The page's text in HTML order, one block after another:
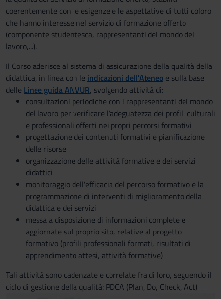
coerentemente con le esigenze e le aspettative di tutti coloro
che hanno interesse nel servizio di formazione offerto
(componente studentesca, rappresentanti del mondo del
lavoro,...).
Il Corso aderisce al sistema di assicurazione della qualità della
didattica, in linea con le indicazioni dell'Ateneo e sulla base
delle Linee guida ANVUR, svolgendo attività di:
consultazioni periodiche con i rappresentanti del mondo
del lavoro per verificare l’adeguatezza dei profili culturali
e professionali offerti nei propri percorsi formativi
progettazione dei contenuti formativi e pianificazione
delle risorse
organizzazione delle attività formative e dei servizi
didattici
monitoraggio dell'efficacia del percorso formativo e la
programmazione di interventi di miglioramento della
didattica e dei servizi
messa a disposizione di informazioni complete e
aggiornate sul proprio sito, relative al progetto
formativo (profili professionali formati, risultati di
apprendimento attesi, attività formative)
Tali attività sono cadenzate e correlate fra di loro, seguendo il
ciclo di gestione della qualità: PDCA (Plan, Do, Check, Act)